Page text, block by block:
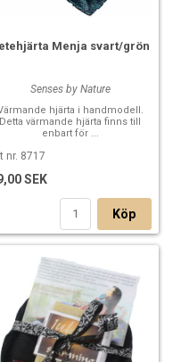
Menja svart/grön
Senses by Nature
hjärta i handmodell.
Detta värmande hjärta finns till
enbart för ...
nr. 8717
SEK
Köp